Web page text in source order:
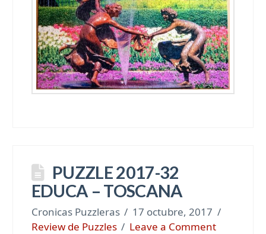
PUZZLE 2017-32
EDUCA – TOSCANA
Cronicas Puzzleras
17 octubre, 2017
Review de Puzzles
Leave a Comment